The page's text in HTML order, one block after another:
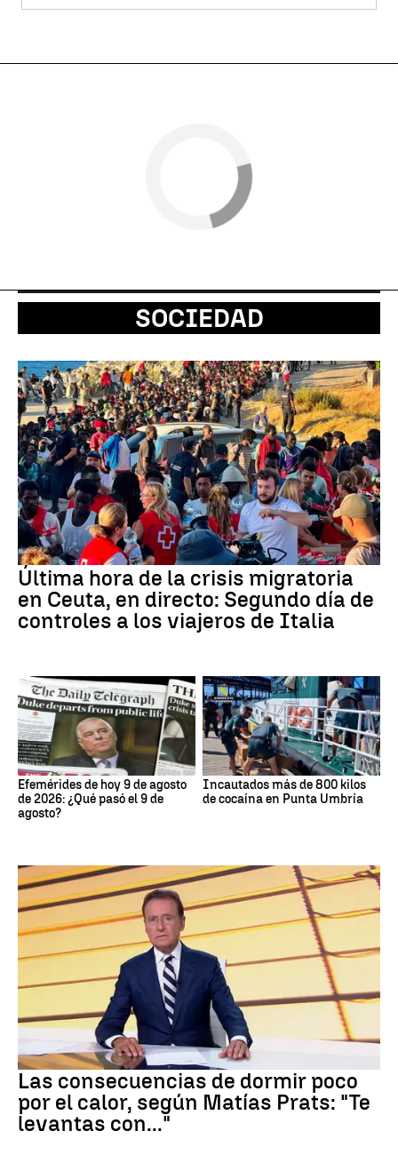
SOCIEDAD
Última hora de la crisis migratoria
en Ceuta, en directo: Segundo día de
controles a los viajeros de Italia
Efemérides de hoy 9 de agosto
de 2026: ¿Qué pasó el 9 de
agosto?
Incautados más de 800 kilos
de cocaína en Punta Umbría
Dormir
Las consecuencias de dormir poco
por el calor, según Matías Prats: "Te
levantas con..."